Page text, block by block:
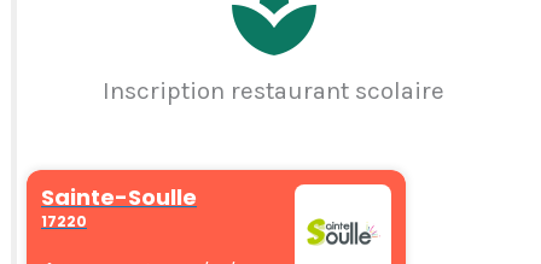
Inscription restaurant scolaire